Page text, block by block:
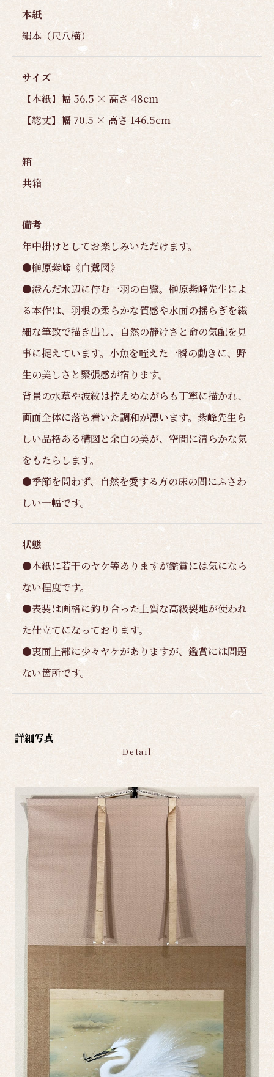
本紙
絹本（尺八横）
サイズ
【本紙】幅 56.5 × 高さ 48cm
【総丈】幅 70.5 × 高さ 146.5cm
箱
共箱
備考
年中掛けとしてお楽しみいただけます。
●榊原紫峰《白鷺図》
●澄んだ水辺に佇む一羽の白鷺。榊原紫峰先生によ
る本作は、羽根の柔らかな質感や水面の揺らぎを繊
細な筆致で描き出し、自然の静けさと命の気配を見
事に捉えています。小魚を咥えた一瞬の動きに、野
生の美しさと緊張感が宿ります。
背景の水草や波紋は控えめながらも丁寧に描かれ、
画面全体に落ち着いた調和が漂います。紫峰先生ら
しい品格ある構図と余白の美が、空間に清らかな気
をもたらします。
●季節を問わず、自然を愛する方の床の間にふさわ
しい一幅です。
状態
●本紙に若干のヤケ等ありますが鑑賞には気になら
ない程度です。
●表装は画格に釣り合った上質な高級裂地が使われ
た仕立てになっております。
●裏面上部に少々ヤケがありますが、鑑賞には問題
ない箇所です。
詳細写真
Detail